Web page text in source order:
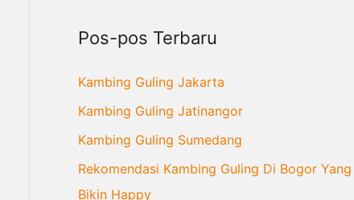
i
u
k
Pos-pos Terbaru
Kambing Guling Jakarta
Kambing Guling Jatinangor
Kambing Guling Sumedang
Rekomendasi Kambing Guling Di Bogor Yang
Bikin Happy